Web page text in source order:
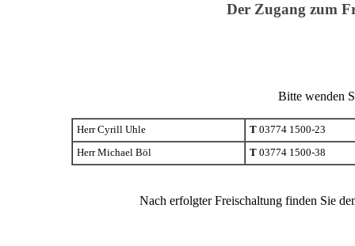
Der Zugang zum
Bitte wenden
Herr Cyrill Uhle T 03774 1500-23
Herr Michael Böl
T 03774 1500-38
Nach erfolgter Freischaltung finden Sie